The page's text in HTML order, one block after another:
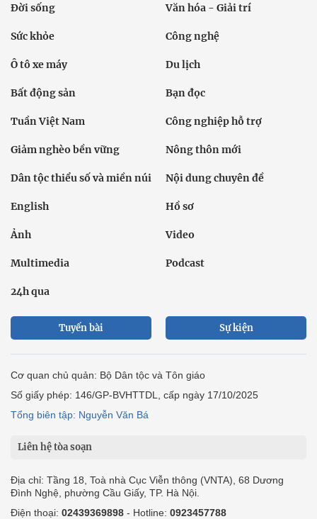
Đời sống Văn hóa - Giải trí
Sức khỏe Công nghệ
Ô tô xe máy Du lịch
Bất động sản Bạn đọc
Tuần Việt Nam Công nghiệp hỗ trợ
Giảm nghèo bền vững Nông thôn mới
Dân tộc thiểu số và miền núi Nội dung chuyên đề
English Hồ sơ
Ảnh Video
Multimedia Podcast
24h qua
Tuyến bài Sự kiện
Cơ quan chủ quản: Bộ Dân tộc và Tôn giáo
Số giấy phép: 146/GP-BVHTTDL, cấp ngày 17/10/2025
Tổng biên tập: Nguyễn Văn Bá
Liên hệ tòa soạn
Địa chỉ: Tầng 18, Toà nhà Cục Viễn thông (VNTA), 68 Dương
Đình Nghệ, phường Cầu Giấy, TP. Hà Nội.
Điện thoại: 02439369898 - Hotline: 0923457788